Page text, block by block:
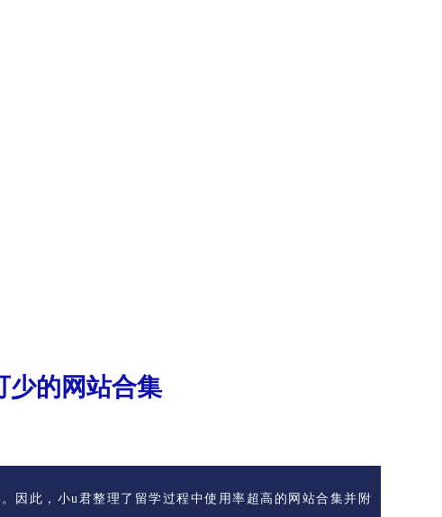
少的网站合集
因此，小u君整理了留学过程中使用率超高的网站合集并附